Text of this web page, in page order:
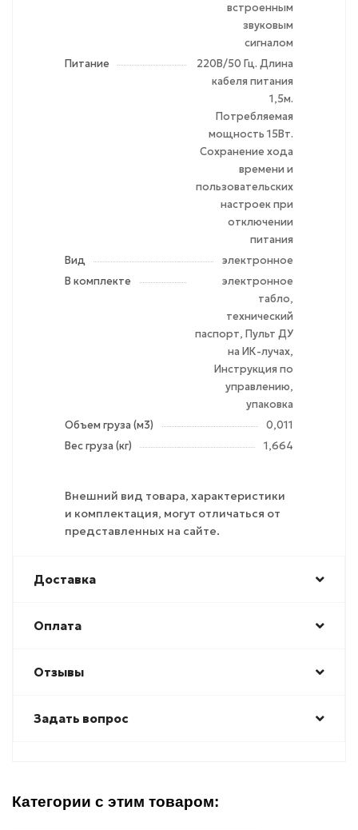
встроенным
звуковым
сигналом
Питание
220В/50 Гц. Длина
кабеля питания
1,5м.
Потребляемая
мощность 15Вт.
Сохранение хода
времени и
пользовательских
настроек при
отключении
питания
Вид
электронное
В комплекте
электронное
табло,
технический
паспорт, Пульт ДУ
на ИК-лучах,
Инструкция по
управлению,
упаковка
Объем груза (м3)
0,011
Вес груза (кг)
1,664
Внешний вид товара, характеристики
и комплектация, могут отличаться от
представленных на сайте.
Доставка
Оплата
Отзывы
Задать вопрос
Категории с этим товаром: